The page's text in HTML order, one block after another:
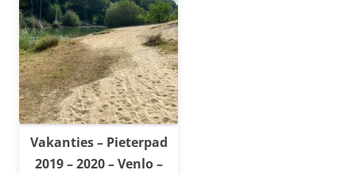
Vakanties – Pieterpad
2019 – 2020 – Venlo –